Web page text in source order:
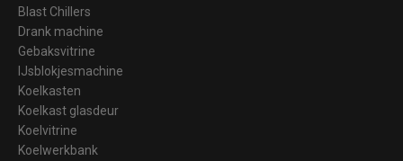
Blast Chillers
Drank machine
Gebaksvitrine
IJsblokjesmachine
Koelkasten
Koelkast glasdeur
Koelvitrine
Koelwerkbank